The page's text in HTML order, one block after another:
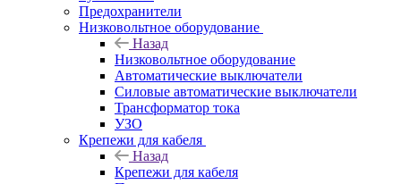
Предохранители
Низковольтное оборудование
Назад
Низковольтное оборудование
Автоматические выключатели
Силовые автоматические выключатели
Трансформатор тока
УЗО
Крепежи для кабеля
Назад
Крепежи для кабеля